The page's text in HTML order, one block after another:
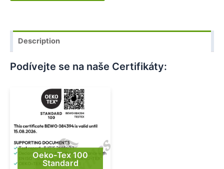
Description
Podívejte se na naše Certifikáty:
Oeko-Tex 100
Standard